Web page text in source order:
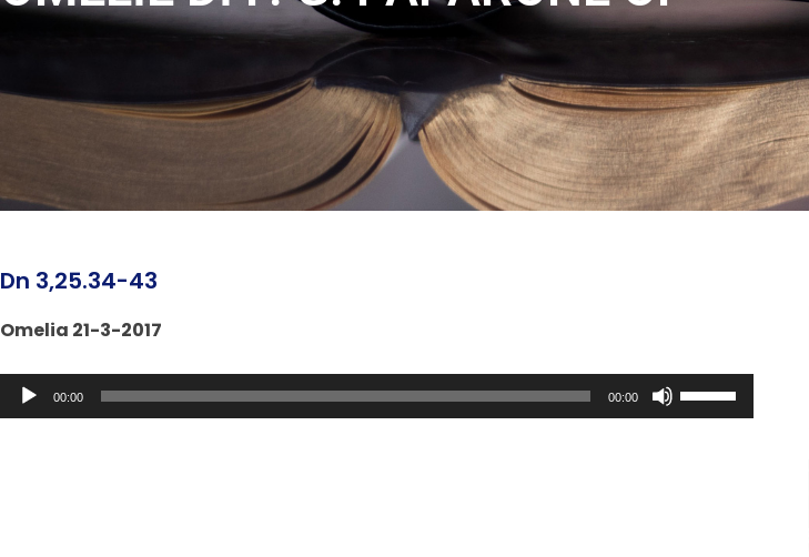
Dn 3,25.34-43
Omelia 21-3-2017
Audio
Player
00:00 00:00